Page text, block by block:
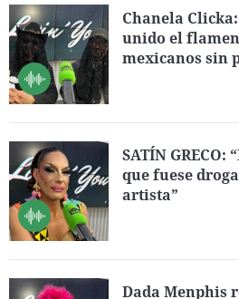
Chanela
unido el
mexicanos sin
SATÍN
que fuese
artista”
Dada Menphis